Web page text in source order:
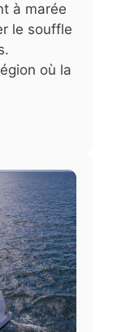
à marée
le souffle
où la